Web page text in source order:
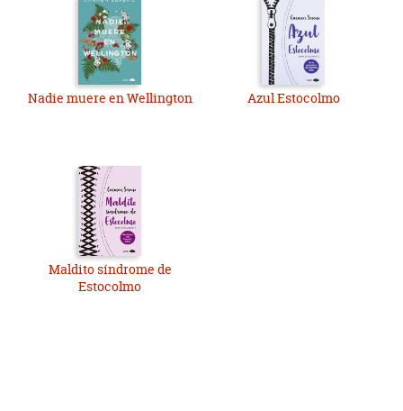
Nadie muere en Wellington Azul Estocolmo
Maldito síndrome de
Estocolmo